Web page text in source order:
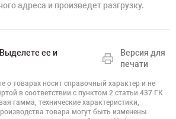
адреса и произведет разгрузку.
ее и
Версия для
печати
о товарах носит справочный характер и не
в соответствии с пунктом 2 статьи 437 ГК
гамма, технические характеристики,
товара могут быть изменены